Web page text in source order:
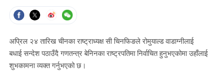
अप्रिल २४ तारिख चीनका राष्ट्राध्यक्ष सी चिनफिङले रोमुयाल्ड वाडाग्नीलाई
बधाई सन्देश पठाउँदै गणतन्त्र बेनिनका राष्ट्रपतिमा निर्वाचित हुनुभएकोमा उहाँलाई
शुभकामना व्यक्त गर्नुभएको छ।